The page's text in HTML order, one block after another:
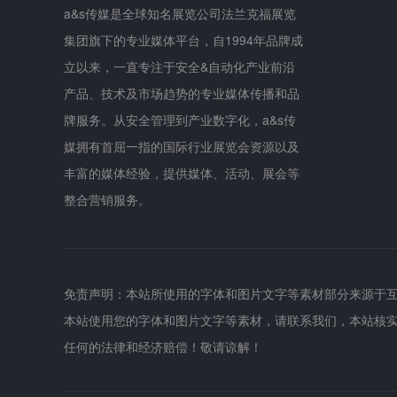
a&s传媒是全球知名展览公司法兰克福展览
集团旗下的专业媒体平台，自1994年品牌成
立以来，一直专注于安全&自动化产业前沿
产品、技术及市场趋势的专业媒体传播和品
牌服务。从安全管理到产业数字化，a&s传
媒拥有首屈一指的国际行业展览会资源以及
丰富的媒体经验，提供媒体、活动、展会等
整合营销服务。
免责声明：本站所使用的字体和图片文字等素材部分来源
本站使用您的字体和图片文字等素材，请联系我们，本站
任何的法律和经济赔偿！敬请谅解！